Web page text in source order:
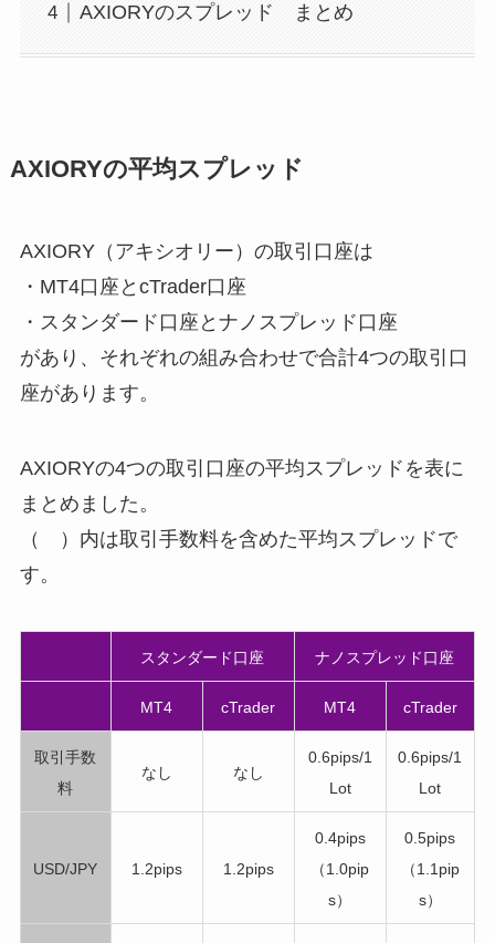
AXIORYのスプレッド まとめ
AXIORYの平均スプレッド
AXIORY（アキシオリー）の取引口座は
・MT4口座とcTrader口座
・スタンダード口座とナノスプレッド口座
があり、それぞれの組み合わせで合計4つの取引口
座があります。
AXIORYの4つの取引口座の平均スプレッド を表に
まとめました。
（ ）内は取引手数料を含めた平均スプレッドで
す。
スタンダード口座 ナノスプレッド口座
MT4 cTrader MT4 cTrader
取引手数
料
なし なし
0.6pips/1
Lot
0.6pips/1
Lot
USD/JPY 1.2pips 1.2pips
0.4pips
（1.0pip
s）
0.5pips
（1.1pip
s）